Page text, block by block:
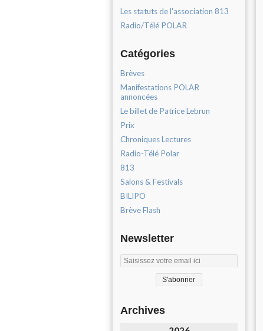
Les statuts de l'association 813
Radio/Télé POLAR
Catégories
Brèves
Manifestations POLAR
annoncées
Le billet de Patrice Lebrun
Prix
Chroniques Lectures
Radio-Télé Polar
813
Salons & Festivals
BILIPO
Brève Flash
Newsletter
Archives